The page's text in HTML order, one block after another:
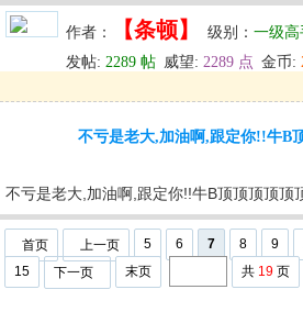
作者： 【条顿】 级别： 一级高
发帖: 2289 帖 威望: 2289 点 金币:
编辑 u
不亏是老大,加油啊,跟定你!!牛B
不亏是老大,加油啊,跟定你!!牛B顶顶顶顶顶
首页 上一页 5 6 7 8 9
15
下一页 末页 共 19 页